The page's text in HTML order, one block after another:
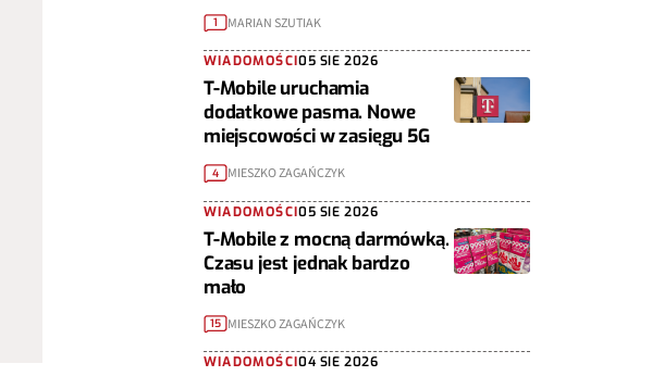
1 MARIAN SZUTIAK
WIADOMOŚCI05 SIE 2026
T-Mobile uruchamia
dodatkowe pasma. Nowe
miejscowości w zasięgu 5G
4 MIESZKO ZAGAŃCZYK
WIADOMOŚCI05 SIE 2026
T-Mobile z mocną darmówką.
Czasu jest jednak bardzo
mało
15 MIESZKO ZAGAŃCZYK
WIADOMOŚCI04 SIE 2026